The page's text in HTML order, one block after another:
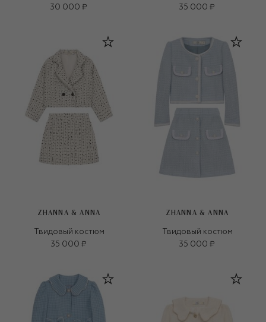
30 000 ₽
35 000 ₽
ZHANNA & ANNA
Твидовый костюм
35 000 ₽
ZHANNA & ANNA
Твидовый костюм
35 000 ₽